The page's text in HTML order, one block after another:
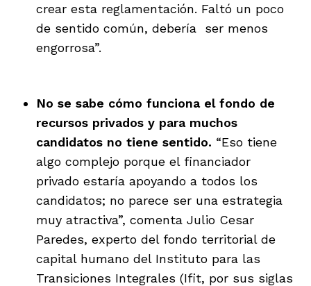
crear esta reglamentación. Faltó un poco
de sentido común, debería ser menos
engorrosa”.
No se sabe cómo funciona el fondo de
recursos privados y para muchos
candidatos no tiene sentido. “Eso tiene
algo complejo porque el financiador
privado estaría apoyando a todos los
candidatos; no parece ser una estrategia
muy atractiva”, comenta Julio Cesar
Paredes, experto del fondo territorial de
capital humano del Instituto para las
Transiciones Integrales (Ifit, por sus siglas